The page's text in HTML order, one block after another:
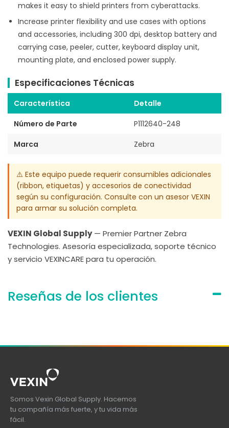
makes it easy to shield printers from cyberattacks.
Increase printer flexibility and use cases with options
and accessories, including 300 dpi, desktop battery and
carrying case, peeler, cutter, keyboard display unit,
mounting plate, and enclosed power supply.
Especificaciones Técnicas
Característica
Detalle
Número de Parte
P1112640-248
Marca
Zebra
⚠️ Este equipo puede requerir consumibles adicionales
(ribbon, etiquetas) y accesorios de conectividad
según su configuración. Consulte con un asesor VEXIN
para armar su solución completa.
VEXIN Global Supply— Premier Partner Zebra
Technologies. Asesoría especializada, soporte técnico
y servicio VEXINCARE para tu operación.
Reseñas de los clientes
Somos Vexin Global Supply. Hacemos
tu compañía más fuerte, y tu vida más
fácil.